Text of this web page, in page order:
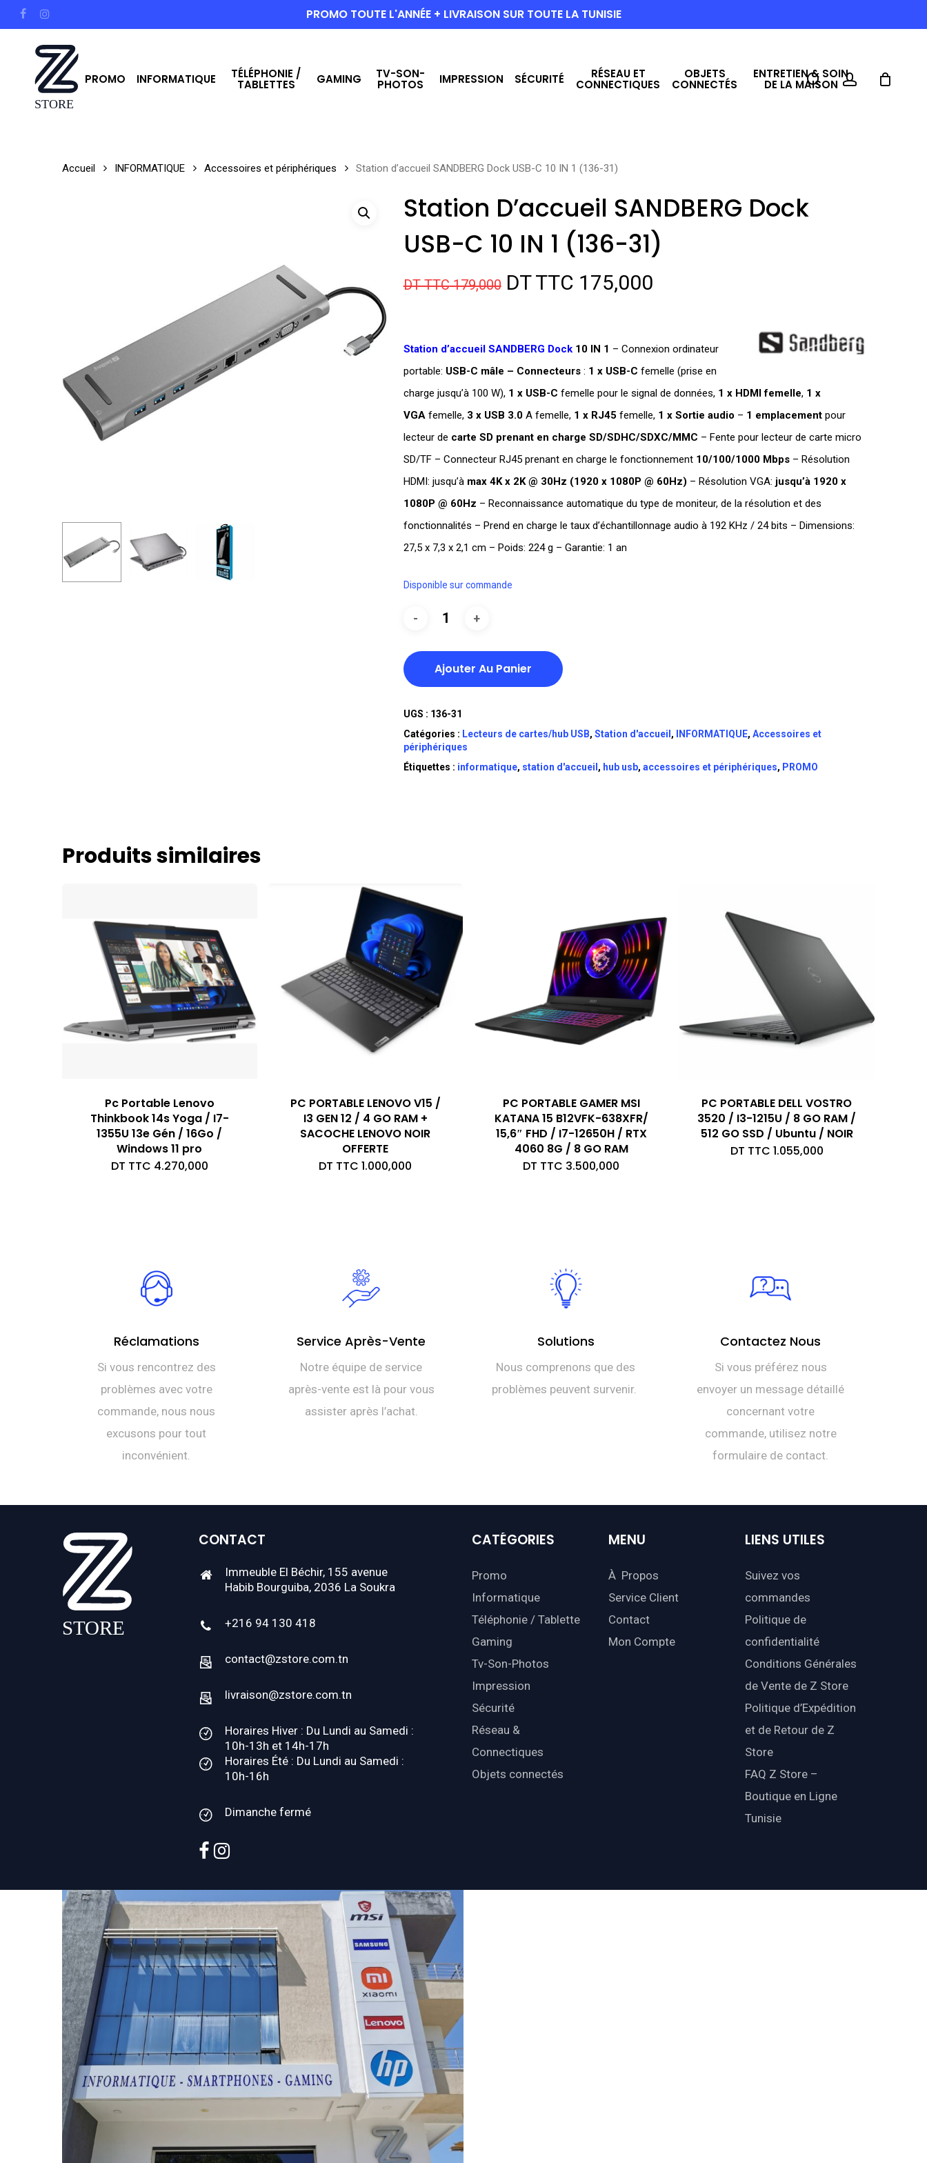
to
facebookinstagram PROMO TOUTE L'ANNÉE + LIVRAISON SUR TOUTE LA TUNISIE
PROMO INFORMATIQUE TÉLÉPHONIE /
TABLETTES GAMING TV-SON-
PHOTOS IMPRESSION SÉCURITÉ RÉSEAU ET
CONNECTIQUES
OBJETS
CONNECTÉS
ENTRETIEN & SOIN
DE LA MAISONsearchaccount
Accueil INFORMATIQUE Accessoires et périphériques Station d’accueil SANDBERG Dock USB-C 10 IN 1 (136-31)
Station D’accueil SANDBERG Dock
USB-C 10 IN 1 (136-31)
DT TTC179,000 Le
était :
DT
TTC 179,000.
DT TTC 175,000Le
est :
DT
TTC 175,000.
Station d’accueil SANDBERG Dock10 IN 1 – Connexion ordinateur
portable: USB-C mâle – Connecteurs : 1 x USB-C femelle (prise en
charge jusqu’à 100 W), 1 x USB-C femelle pour le signal de données, 1 x HDMI femelle, 1 x
VGA femelle, 3 x USB 3.0A femelle, 1 x RJ45 femelle, 1 x Sortie audio – 1 emplacementpour
lecteur de carte SD prenant en charge SD/SDHC/SDXC/MMC – Fente pour lecteur de carte micro
SD/TF – Connecteur RJ45 prenant en charge le fonctionnement 10/100/1000 Mbps – Résolution
HDMI: jusqu’à max 4K x 2K @ 30Hz (1920 x 1080P @ 60Hz) – Résolution VGA: jusqu’à 1920 x
1080P @ 60Hz – Reconnaissance automatique du type de moniteur, de la résolution et des
fonctionnalités – Prend en charge le taux d’échantillonnage audio à 192 KHz / 24 bits – Dimensions:
27,5 x 7,3 x 2,1 cm – Poids: 224 g – Garantie: 1 an
Disponible sur commande
Ajouter Au Panier
UGS : 136-31
Catégories : Lecteurs de cartes/hub USB, Station d'accueil , INFORMATIQUE, Accessoires et
périphériques
Étiquettes : informatique, station d'accueil , hub usb, accessoires et périphériques, PROMO
Produits similaires
Pc Portable Lenovo
Thinkbook 14s Yoga / I7-
1355U 13e Gén / 16Go /
Windows 11 pro
DT TTC 4.270,000
PC PORTABLE LENOVO V15 /
I3 GEN 12 / 4 GO RAM +
SACOCHE LENOVO NOIR
OFFERTE
DT TTC 1.000,000
PC PORTABLE GAMER MSI
KATANA 15 B12VFK-638XFR/
15,6″ FHD / I7-12650H / RTX
4060 8G / 8 GO RAM
DT TTC 3.500,000
PC PORTABLE DELL VOSTRO
3520 / I3-1215U / 8 GO RAM /
512 GO SSD / Ubuntu / NOIR
DT TTC 1.055,000
Réclamations
Si vous rencontrez des
problèmes avec votre
commande, nous nous
excusons pour tout
inconvénient.
Service Après-Vente
Notre équipe de service
après-vente est là pour vous
assister après l’achat.
Solutions
Nous comprenons que des
problèmes peuvent survenir.
Contactez Nous
Si vous préférez nous
envoyer un message détaillé
concernant votre
commande, utilisez notre
formulaire de contact.
CONTACT
Immeuble El Béchir, 155 avenue
Habib Bourguiba, 2036 La Soukra
+216 94 130 418
contact@zstore.com.tn
livraison@zstore.com.tn
Horaires Hiver : Du Lundi au Samedi :
10h-13h et 14h-17h
Horaires Été : Du Lundi au Samedi :
10h-16h
Dimanche fermé
facebook
instagram
CATÉGORIES
Promo
Informatique
Téléphonie / Tablette
Gaming
Tv-Son-Photos
Impression
Sécurité
Réseau &
Connectiques
Objets connectés
MENU
À Propos
Service Client
Contact
Mon Compte
LIENS UTILES
Suivez vos
commandes
Politique de
confidentialité
Conditions Générales
de Vente de Z Store
Politique d’Expédition
et de Retour de Z
Store
FAQ Z Store –
Boutique en Ligne
Tunisie